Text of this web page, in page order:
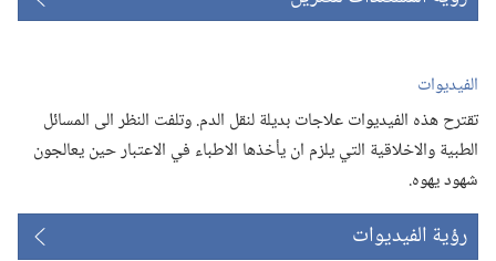
الفيديوات
تقترح هذه الفيديوات علاجات بديلة لنقل الدم.‏ وتلفت النظر الى المسائل
الطبية والاخلاقية التي يلزم ان يأخذها الاطباء في الاعتبار حين يعالجون
شهود يهوه.‏
رؤية الفيديوات